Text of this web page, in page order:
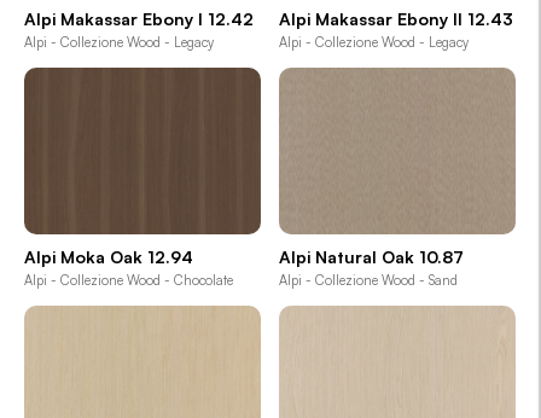
Alpi Makassar Ebony I 12.42
Alpi - Collezione Wood - Legacy
Alpi Makassar Ebony II 12.43
Alpi - Collezione Wood - Legacy
Alpi Moka Oak 12.94
Alpi - Collezione Wood - Chocolate
Alpi Natural Oak 10.87
Alpi - Collezione Wood - Sand